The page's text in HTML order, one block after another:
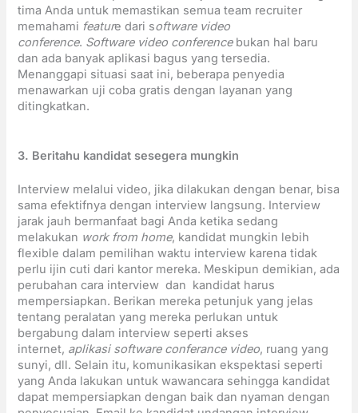
tima Anda untuk memastikan semua team recruiter
memahami feature dari software video
conference. Software video conferencebukan hal baru
dan ada banyak aplikasi bagus yang tersedia.
Menanggapi situasi saat ini, beberapa penyedia
menawarkan uji coba gratis dengan layanan yang
ditingkatkan.
3. Beritahu kandidat sesegera mungkin
Interview melalui video, jika dilakukan dengan benar, bisa
sama efektifnya dengan interview langsung. Interview
jarak jauh bermanfaat bagi Anda ketika sedang
melakukan work from home, kandidat mungkin lebih
flexible dalam pemilihan waktu interview karena tidak
perlu ijin cuti dari kantor mereka. Meskipun demikian, ada
perubahan cara interview dan kandidat harus
mempersiapkan. Berikan mereka petunjuk yang jelas
tentang peralatan yang mereka perlukan untuk
bergabung dalam interview seperti akses
internet, aplikasi software conferance video, ruang yang
sunyi, dll. Selain itu, komunikasikan ekspektasi seperti
yang Anda lakukan untuk wawancara sehingga kandidat
dapat mempersiapkan dengan baik dan nyaman dengan